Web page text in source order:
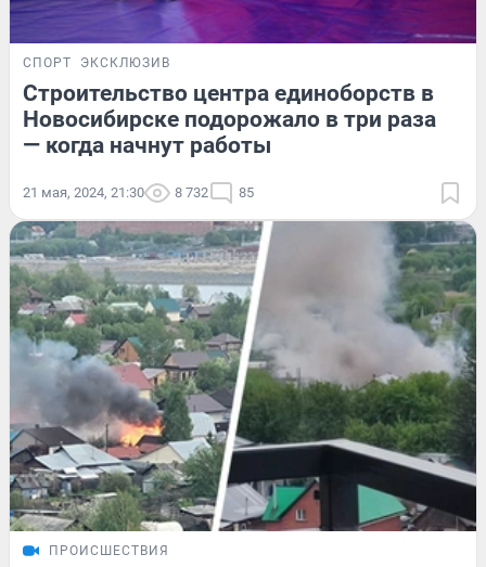
СПОРТ ЭКСКЛЮЗИВ
Строительство центра единоборств в
Новосибирске подорожало в три раза
— когда начнут работы
21 мая, 2024, 21:30 8 732 85
ПРОИСШЕСТВИЯ